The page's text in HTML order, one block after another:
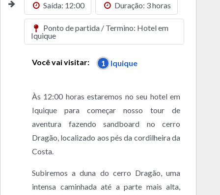
Saída: 12:00 Duração: 3 horas
Ponto de partida / Termino: Hotel em
Iquique
Você vai visitar: 1 Iquique
Às 12:00 horas estaremos no seu hotel em
Iquique para começar nosso tour de
aventura fazendo sandboard no cerro
Dragão, localizado aos pés da cordilheira da
Costa.
Subiremos a duna do cerro Dragão, uma
intensa caminhada até a parte mais alta,